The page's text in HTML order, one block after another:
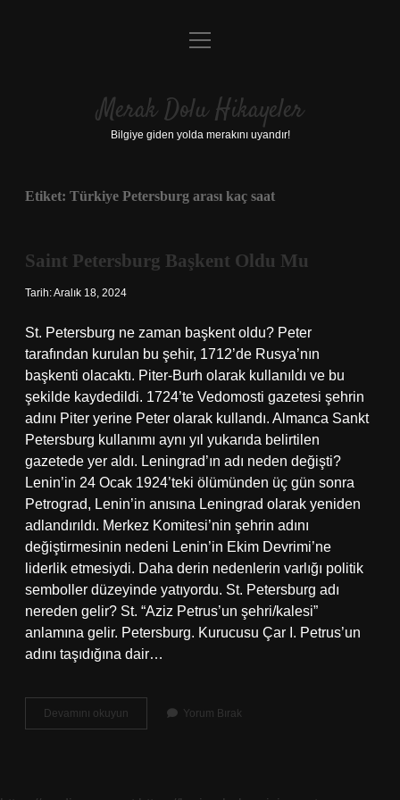
Anasayfa
Yasal Uyarı
menüyü
Merak Dolu Hikayeler
Bilgiye giden yolda merakını uyandır!
Etiket: Türkiye Petersburg arası kaç saat
Saint Petersburg Başkent Oldu Mu
Tarih: Aralık 18, 2024
St. Petersburg ne zaman başkent oldu? Peter
tarafından kurulan bu şehir, 1712’de Rusya’nın
başkenti olacaktı. Piter-Burh olarak kullanıldı ve bu
şekilde kaydedildi. 1724’te Vedomosti gazetesi şehrin
adını Piter yerine Peter olarak kullandı. Almanca Sankt
Petersburg kullanımı aynı yıl yukarıda belirtilen
gazetede yer aldı. Leningrad’ın adı neden değişti?
Lenin’in 24 Ocak 1924’teki ölümünden üç gün sonra
Petrograd, Lenin’in anısına Leningrad olarak yeniden
adlandırıldı. Merkez Komitesi’nin şehrin adını
değiştirmesinin nedeni Lenin’in Ekim Devrimi’ne
liderlik etmesiydi. Daha derin nedenlerin varlığı politik
semboller düzeyinde yatıyordu. St. Petersburg adı
nereden gelir? St. “Aziz Petrus’un şehri/kalesi”
anlamına gelir. Petersburg. Kurucusu Çar I. Petrus’un
adını taşıdığına dair…
Devamını okuyun
Petersburg
Yorum Bırak